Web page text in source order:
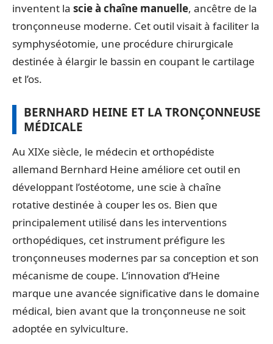
inventent la scie à chaîne manuelle, ancêtre de la
tronçonneuse moderne. Cet outil visait à faciliter la
symphyséotomie, une procédure chirurgicale
destinée à élargir le bassin en coupant le cartilage
et l’os.
BERNHARD HEINE ET LA TRONÇONNEUSE
MÉDICALE
Au XIXe siècle, le médecin et orthopédiste
allemand Bernhard Heine améliore cet outil en
développant l’ostéotome, une scie à chaîne
rotative destinée à couper les os. Bien que
principalement utilisé dans les interventions
orthopédiques, cet instrument préfigure les
tronçonneuses modernes par sa conception et son
mécanisme de coupe. L’innovation d’Heine
marque une avancée significative dans le domaine
médical, bien avant que la tronçonneuse ne soit
adoptée en sylviculture.